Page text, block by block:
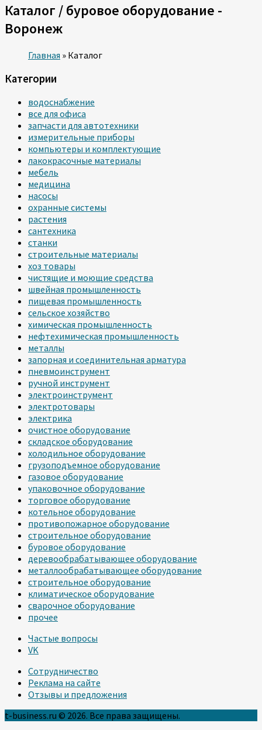
Каталог / буровое оборудование -
Воронеж
Главная » Каталог
Категории
водоснабжение
все для офиса
запчасти для автотехники
измерительные приборы
компьютеры и комплектующие
лакокрасочные материалы
мебель
медицина
насосы
охранные системы
растения
сантехника
станки
строительные материалы
хоз товары
чистящие и моющие средства
швейная промышленность
пищевая промышленность
сельское хозяйство
химическая промышленность
нефтехимическая промышленность
металлы
запорная и соединительная арматура
пневмоинструмент
ручной инструмент
электроинструмент
электротовары
электрика
очистное оборудование
складское оборудование
холодильное оборудование
грузоподъемное оборудование
газовое оборудование
упаковочное оборудование
торговое оборудование
котельное оборудование
противопожарное оборудование
строительное оборудование
буровое оборудование
деревообрабатывающее оборудование
металлообрабатывающее оборудование
строительное оборудование
климатическое оборудование
сварочное оборудование
прочее
Частые вопросы
VK
Сотрудничество
Реклама на сайте
Отзывы и предложения
t-business.ru © 2026. Все права защищены.